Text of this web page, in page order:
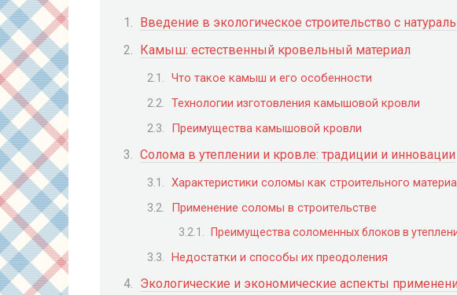
Введение в экологическое строительство с
Камыш: естественный кровельный материал
Что такое камыш и его особенности
Технологии изготовления камышовой кровли
Преимущества камышовой кровли
Солома в утеплении и кровле: традиции и инновации
Характеристики соломы как строительного
Применение соломы в строительстве
Преимущества соломенных блоков в
Недостатки и способы их преодоления
Экологические и экономические аспекты